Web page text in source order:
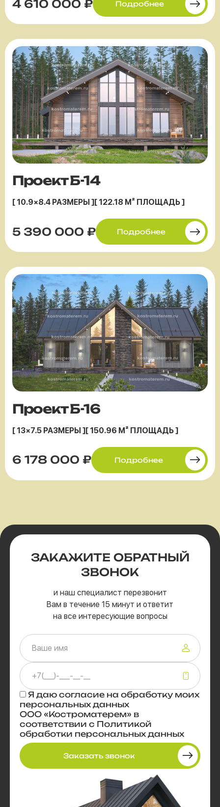
4 610 000 ₽ Подробнее
Проект Б-14
[ 10.9×8.4 РАЗМЕРЫ ] [ 122.18 М² ПЛОЩАДЬ ]
5 390 000 ₽ Подробнее
Проект Б-16
[ 13×7.5 РАЗМЕРЫ ][ 150.96 М² ПЛОЩАДЬ ]
6 178 000 ₽ Подробнее
ЗАКАЖИТЕ ОБРАТНЫЙ
ЗВОНОК
и наш специалист перезвонит
Вам в течение 15 минут и ответит
на все интересующие вопросы
Я даю согласие на обработку моих
персональных данных
ООО «Костроматерем» в
соответствии с Политикой
обработки персональных данных
Заказать звонок